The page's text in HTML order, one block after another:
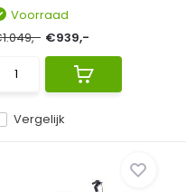
Vergelijk
Voorraad
€939,-